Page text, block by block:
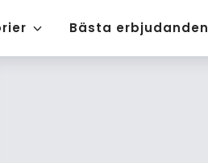
Bästa erbjudanden